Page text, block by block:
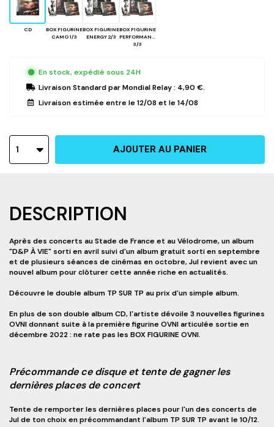
CD
BOX FIGURINE
CAMO 1/3
BOX FIGURINE
ENERGY 2/3
BOX FIGURINE
PERFORMANCE
3/3
En stock, expédié sous 24H
Livraison Standardpar Mondial Relay : 4,90 €.
Livraison estimée entre le12/08 et le14/08
1 AJOUTER AU PANIER
DESCRIPTION
Après des concerts au Stade de France et au Vélodrome, un album
"D&P À VIE" sorti en avril suivi d'un album gratuit sorti en septembre
et de plusieurs séances de cinémas en octobre, Jul revient avec un
nouvel album pour clôturer cette année riche en actualités.
Découvre le double album TP SUR TP au prix d'un simple album.
En plus de son double album CD, l'artiste dévoile 3 nouvelles figurines
OVNI donnant suite à la première figurine OVNI articulée sortie en
décembre 2022 : ne rate pas les BOX FIGURINE OVNI.
Précommande ce disque et tente de gagner les
dernières places de concert
Tente de remporter les dernières places pour l'un des concerts de
Jul de ton choix en précommandant l'album TP SUR TP avant le 10/12.